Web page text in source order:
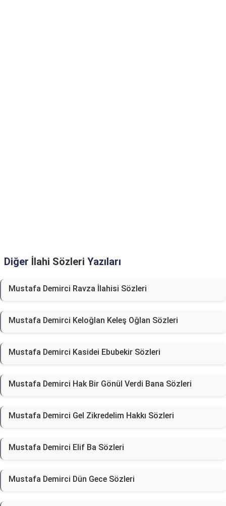
Diğer İlahi Sözleri Yazıları
Mustafa Demirci Ravza İlahisi Sözleri
Mustafa Demirci Keloğlan Keleş Oğlan Sözleri
Mustafa Demirci Kasidei Ebubekir Sözleri
Mustafa Demirci Hak Bir Gönül Verdi Bana Sözleri
Mustafa Demirci Gel Zikredelim Hakkı Sözleri
Mustafa Demirci Elif Ba Sözleri
Mustafa Demirci Dün Gece Sözleri